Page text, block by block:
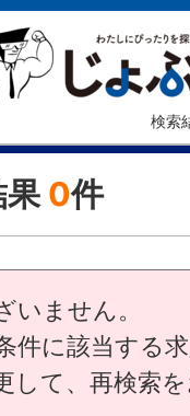
検索
果 0件
いません。
件に該当する
して、再検索を